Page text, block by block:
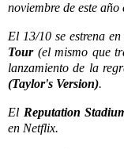
noviembre de este año
El 13/10 se estrena
Tour (el mismo que
lanzamiento de la
(Taylor's Version).
El Reputation
en Netflix.